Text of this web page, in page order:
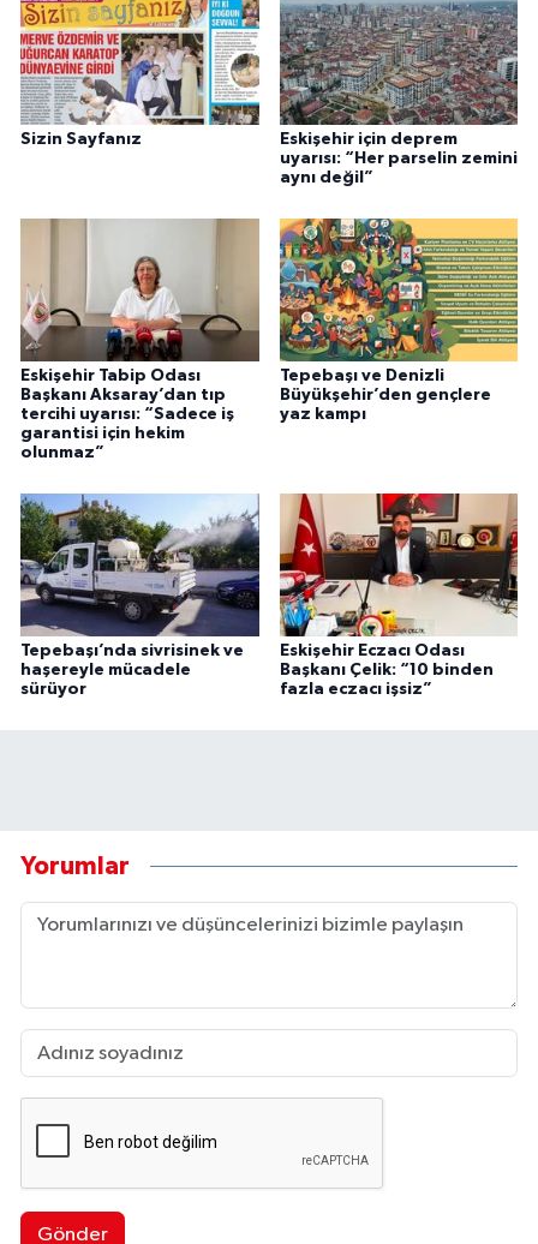
Sizin Sayfanız
Eskişehir için deprem
uyarısı: “Her parselin zemini
aynı değil”
Eskişehir Tabip Odası
Başkanı Aksaray’dan tıp
tercihi uyarısı: “Sadece iş
garantisi için hekim
olunmaz”
Tepebaşı ve Denizli
Büyükşehir’den gençlere
yaz kampı
Tepebaşı’nda sivrisinek ve
haşereyle mücadele
sürüyor
Eskişehir Eczacı Odası
Başkanı Çelik: “10 binden
fazla eczacı işsiz”
Yorumlar
Gönder